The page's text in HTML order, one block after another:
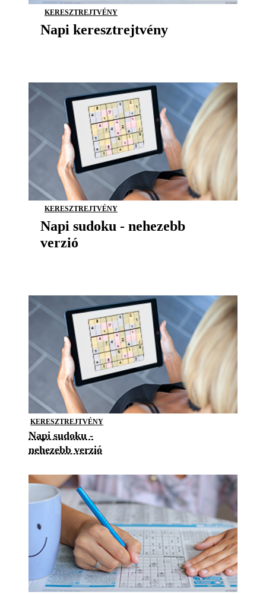
KERESZTREJTVÉNY
Napi keresztrejtvény
KERESZTREJTVÉNY
Napi sudoku - nehezebb
verzió
KERESZTREJTVÉNY
Napi sudoku -
nehezebb verzió